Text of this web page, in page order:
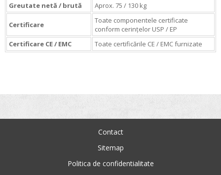
Greutate netă / brută
Aprox. 75 / 130 kg
Certificare
Toate componentele certificate
conform cerințelor USP / EP
Certificare CE / EMC
Toate certificările CE / EMC furnizate
Contact
Sitemap
Politica de confidentialitate